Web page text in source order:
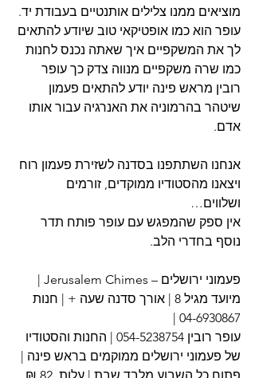
מוציאים ממנו צלילים אותנטיים בעבודת יד.
עופר הוא כמו אופטיקאי טוב שיודע להתאים
לך את המשקפיים איך שאתה נכנס לחנות
כמו שרה משקפיים מנווה צדק כך עופר
רובין מראש פינה יודע להתאים פעמון
שיטהר בהרמוניה את האנרגיה עבור אותו
אדם.
אנחנו השתתפנו בסדנה לשזירת פעמון רוח
ויצאנו מהסטודיו ממוקדים, זורמים
ושלווים…
אין ספק שהמפגש עם עופר פותח תדר
נוסף בחדרי הלב.
פעמוני ירושלים – Jerusalem Chimes |
מיועד מגיל 8 | אורך סדנה שעה + | חנות
04-6930867 |
עופר רובין 054-5238754 | החנות והסטודיו
של פעמוני ירושלים ממוקמים בראש פינה |